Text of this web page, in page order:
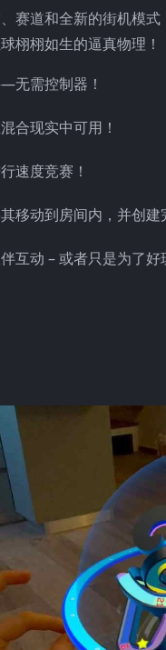
赛道和全新的街机模式
栩栩如生的逼真物理！
无需控制器！
合现实中可用！
速度竞赛！
移动到房间内，并创建
互动 – 或者只是为了好